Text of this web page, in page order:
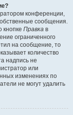
конференции,
сообщения.
кнопке Правка в
ограниченного
на сообщение, то
количество
надпись не
или
изменениях по
не могут удалить